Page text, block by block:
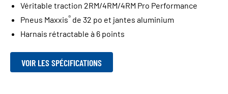
Véritable traction 2RM/4RM/4RM Pro Performance
Pneus Maxxis® de 32 po et jantes aluminium
Harnais rétractable à 6 points
VOIR LES SPÉCIFICATIONS